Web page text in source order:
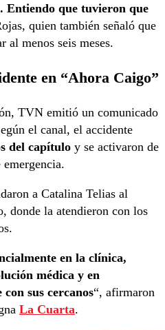
Entiendo que tuvieron que
quien también señaló que
al menos seis meses.
en “Ahora Caigo”
TVN emitió un comunicado
el canal, el accidente
del capítulo y se activaron de
a Catalina Telias al
donde la atendieron con los
en la clínica,
médica y en
sus cercanos“, afirmaron
La Cuarta.